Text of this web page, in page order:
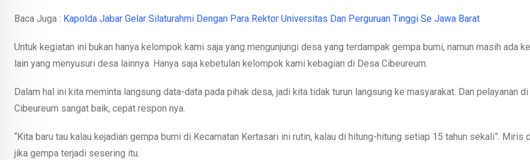
Baca Juga : Kapolda Jabar Gelar Silaturahmi Dengan Para Rektor Universitas Dan Perguruan Tinggi Se Jawa Barat
Untuk kegiatan ini bukan hanya kelompok kami saja yang mengunjungi desa yang terdampak gempa bumi, namun masih ada
lain yang menyusuri desa lainnya. Hanya saja kebetulan kelompok kami kebagian di Desa Cibeureum.
Dalam hal ini kita meminta langsung data-data pada pihak desa, jadi kita tidak turun langsung ke masyarakat. Dan pelayanan
Cibeureum sangat baik, cepat respon nya.
“Kita baru tau kalau kejadian gempa bumi di Kecamatan Kertasari ini rutin, kalau di hitung-hitung setiap 15 tahun sekali”. Miris
jika gempa terjadi sesering itu.